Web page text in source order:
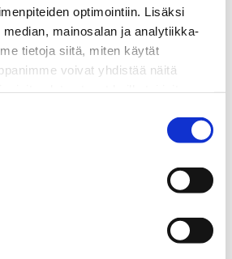
optimointiin. Lisäksi
mainosalan ja analytiikka-
tietoja siitä, miten käytät
voivat yhdistää näitä
perinteisen liukkaanajon
Ohjelmassa on liukkaan